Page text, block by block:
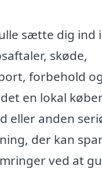
sætte dig ind
skøde,
forbehold
en lokal
eller anden
der kan
ved at